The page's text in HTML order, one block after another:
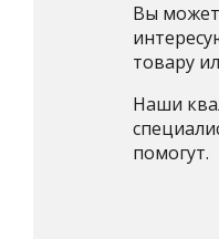
Вы
товару
Наши
помогут.